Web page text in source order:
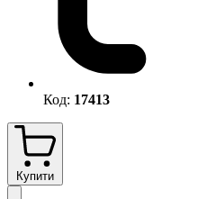
Код: 17413
Купити